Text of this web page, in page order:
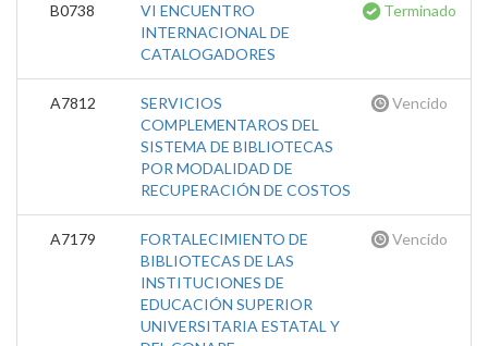
B0738
VI ENCUENTRO
INTERNACIONAL DE
CATALOGADORES
Terminado
A7812
SERVICIOS
COMPLEMENTAROS DEL
SISTEMA DE BIBLIOTECAS
POR MODALIDAD DE
RECUPERACIÓN DE COSTOS
Vencido
A7179
FORTALECIMIENTO DE
BIBLIOTECAS DE LAS
INSTITUCIONES DE
EDUCACIÓN SUPERIOR
UNIVERSITARIA ESTATAL Y
Vencido